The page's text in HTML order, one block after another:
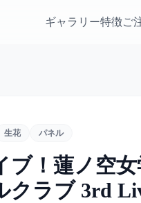
ギャラリー特徴ご
生花 パネル
ブ！蓮ノ空
クラブ 3rd